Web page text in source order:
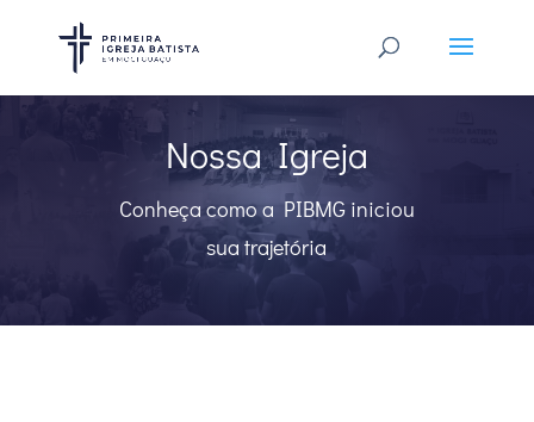
Nossa Igreja
Conheça como a PIBMG iniciou
sua trajetória